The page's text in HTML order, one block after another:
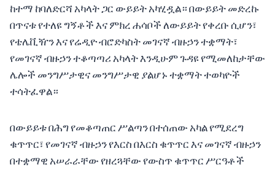
ከተማ ከባለድርሻ አካላት ጋር ውይይት አካሂዷል። በውይይት መድረኩ
በጥናቱ የተለዩ ግኝቶች እና ምክረ ሐሳቦች ለውይይት የቀረቡ ሲሆን፣
የቴሌቪዥን እና የሬዲዮ ብሮድካስት መገናኛ ብዙኃን ተቋማት፣
የመገናኛ ብዙኃን ተቆጣጣሪ አካላት እንዲሁም ጉዳዩ የሚመለከታቸው
ሌሎች መንግሥታዊና መንግሥታዊ ያልሆኑ ተቋማት ተወካዮች
ተሳትፈዋል።
በውይይቱ በሕግ የመቆጣጠር ሥልጣን በተሰጠው አካል የሚደረግ
ቁጥጥር፣ የመገናኛ ብዙኃን የእርስ በእርስ ቁጥጥር እና መገናኛ ብዙኃን
በተቋማዊ አሠራራቸው የዘረጓቸው የውስጥ ቁጥጥር ሥርዓቶች